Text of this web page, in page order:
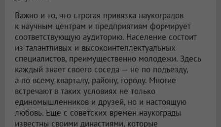
Важно и то, что строгая привязка наукоградов
к научным центрам и предприятиям формирует
соответствующую аудиторию. Население состоит
из талантливых и высокоинтеллектуальных
специалистов, преимущественно молодежи. Здесь
каждый знает своего соседа — не по подъезду,
а по всему кварталу, району, городу. Многие
встречают в таких условиях не только
единомышленников и друзей, но и настоящую
любовь. Еще с советских времен наукограды
известны своими династиями, которые